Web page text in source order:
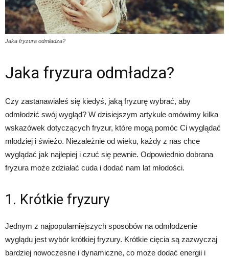
Jaka fryzura odmładza?
Jaka fryzura odmładza?
Czy zastanawiałeś się kiedyś, jaką fryzurę wybrać, aby
odmłodzić swój wygląd? W dzisiejszym artykule omówimy kilka
wskazówek dotyczących fryzur, które mogą pomóc Ci wyglądać
młodziej i świeżo. Niezależnie od wieku, każdy z nas chce
wyglądać jak najlepiej i czuć się pewnie. Odpowiednio dobrana
fryzura może zdziałać cuda i dodać nam lat młodości.
1. Krótkie fryzury
Jednym z najpopularniejszych sposobów na odmłodzenie
wyglądu jest wybór krótkiej fryzury. Krótkie cięcia są zazwyczaj
bardziej nowoczesne i dynamiczne, co może dodać energii i